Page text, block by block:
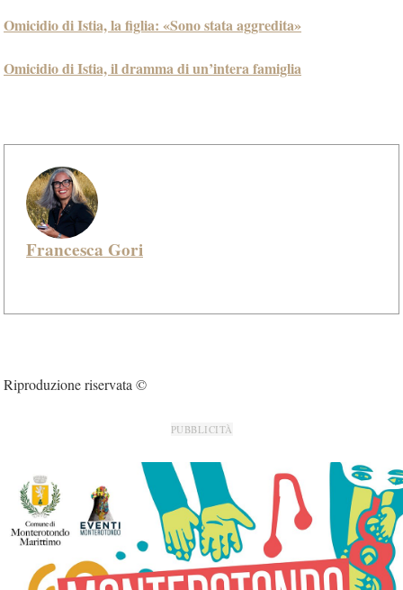
Omicidio di Istia, la figlia: «Sono stata aggredita»
Omicidio di Istia, il dramma di un’intera famiglia
Francesca Gori
Riproduzione riservata ©
PUBBLICITÀ